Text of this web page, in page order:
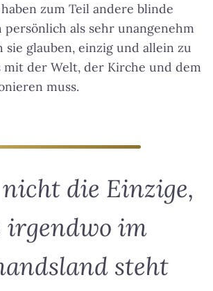
zum Teil andere blinde
persönlich als sehr unangenehm
sie glauben, einzig und allein zu
mit der Welt, der Kirche und dem
muss.
die Einzige,
irgendwo im
steht